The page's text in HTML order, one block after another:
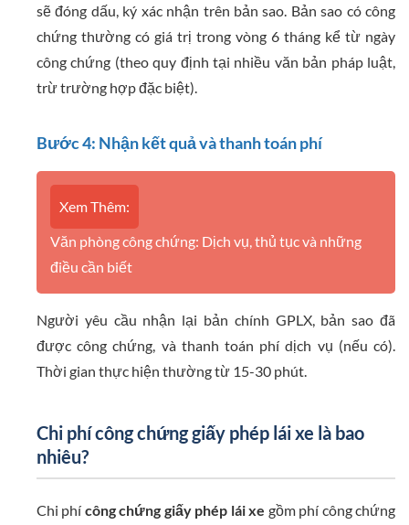
sẽ đóng dấu, ký xác nhận trên bản sao. Bản sao có công
chứng thường có giá trị trong vòng 6 tháng kể từ ngày
công chứng (theo quy định tại nhiều văn bản pháp luật,
trừ trường hợp đặc biệt).
Bước 4: Nhận kết quả và thanh toán phí
Xem Thêm:
Văn phòng công chứng: Dịch vụ, thủ tục và những
điều cần biết
Người yêu cầu nhận lại bản chính GPLX, bản sao đã
được công chứng, và thanh toán phí dịch vụ (nếu có).
Thời gian thực hiện thường từ 15-30 phút.
Chi phí công chứng giấy phép lái xe là bao
nhiêu?
Chi phí công chứng giấy phép lái xe gồm phí công chứng